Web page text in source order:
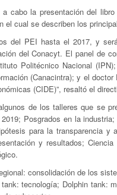
cabo la presentación del
cual se describen los
del PEI hasta el 2017, y
del Conacyt. El panel de
Politécnico Nacional
(Canacintra); y el
(CIDE)”, resaltó el
de los talleres que se
Posgrados en la
para la transparencia
y resultados;
consolidación de los
tecnología; Dolphin tank: